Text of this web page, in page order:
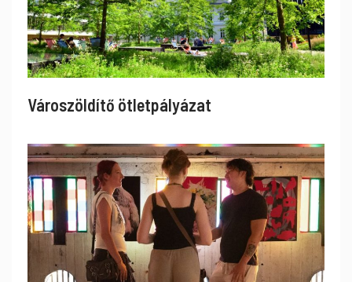
Városzöldítő ötletpályázat